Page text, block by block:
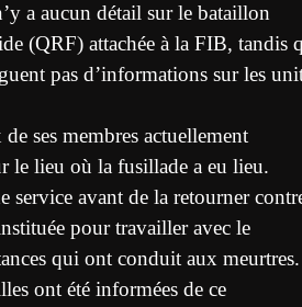
a aucun détail sur le bataillon
(QRF) attachée à la FIB, tandis
pas d’informations sur les
ses membres actuellement
le lieu où la fusillade a eu lieu.
service avant de la retourner
pour travailler avec le
qui ont conduit aux meurtres.
ont été informées de ce